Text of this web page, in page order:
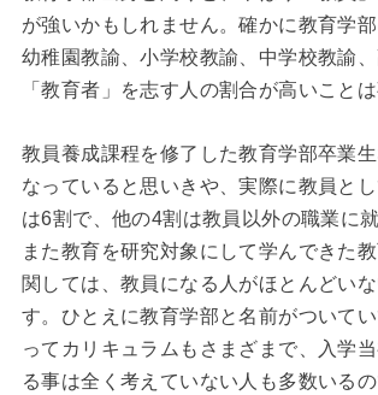
が強いかもしれません。確かに教育学部
幼稚園教諭、小学校教諭、中学校教諭
「教育者」を志す人の割合が高いことは
教員養成課程を修了した教育学部卒業
なっていると思いきや、実際に教員と
は6割で、他の4割は教員以外の職業に
また教育を研究対象にして学んできた
関しては、教員になる人がほとんどい
す。ひとえに教育学部と名前がついて
ってカリキュラムもさまざまで、入学
る事は全く考えていない人も多数いるの